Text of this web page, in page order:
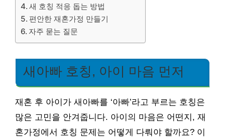
새 호칭 적응 돕는 방법
편안한 재혼가정 만들기
자주 묻는 질문
새아빠 호칭, 아이 마음 먼저
재혼 후 아이가 새아빠를 ‘아빠’라고 부르는 호칭은
많은 고민을 안겨줍니다. 아이의 마음은 어떤지, 재
혼가정에서 호칭 문제는 어떻게 다뤄야 할까요? 이